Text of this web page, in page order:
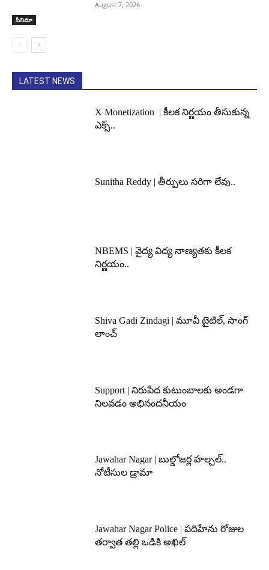
సినిమా
August 7, 2026
LATEST NEWS
X Monetization | కీలక నిర్ణయం తీసుకున్న
ఎక్స్..
Sunitha Reddy | తీర్పులు సరిగా లేవు..
NBEMS | వైద్య విద్య నాణ్యతకు కీలక
నిర్ణయం..
Shiva Gadi Zindagi | మూవీ టైటిల్, సాంగ్
లాంచ్
Support | నిరుపేద కుటుంబాలకు అండగా
నిలవడం అభినందనీయం
Jawahar Nagar | బుల్డోజర్ల హల్చల్..
నోటీసుల డ్రామా
Jawahar Nagar Police | పదిహేను రోజుల
తర్వాత తల్లి ఒడికి అఖిల్